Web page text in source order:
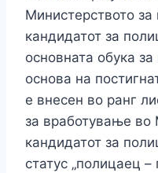
Министерството
кандидатот за
основната обука
основа на
е внесен во ранг
за вработување во
кандидатот за
статус „полицаец –